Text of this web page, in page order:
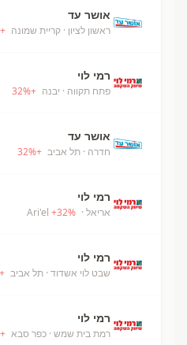
אושר עד
ראשון לציון · קריית שמונה +
רמי לוי
פתח תקווה · יבנה +
32%
אושר עד
חדרה · תל אביב +
32%
רמי לוי
אריאל · Ari'el
+32%
רמי לוי
שבט לוי אשדוד · תל אביב +
רמי לוי
רמת בית שמש · כפר סבא +